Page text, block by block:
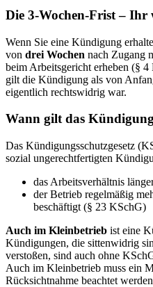
Die 3-Wochen-Frist – Ihr
Wenn Sie eine Kündigung
von drei Wochen nach Zugang
beim Arbeitsgericht erheben (§ 4
gilt die Kündigung als von
eigentlich rechtswidrig war.
Wann gilt das
Das Kündigungsschutzgesetz
sozial ungerechtfertigten
das Arbeitsverhältnis
der Betrieb regelmäßig
beschäftigt (§ 23 KSchG)
Auch im Kleinbetrieb ist eine
Kündigungen, die sittenwidrig
verstoßen, sind auch ohne
Auch im Kleinbetrieb muss ein
Rücksichtnahme beachtet